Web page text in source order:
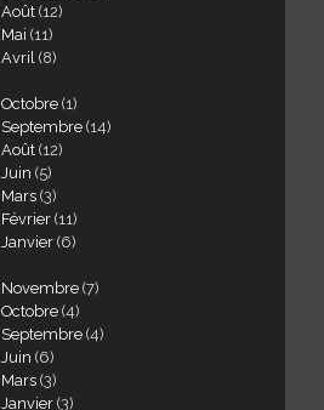
Août (12)
Mai (11)
Avril (8)
Octobre (1)
Septembre (14)
Août (12)
Juin (5)
Mars (3)
Février (11)
Janvier (6)
Novembre (7)
Octobre (4)
Septembre (4)
Juin (6)
Mars (3)
Janvier (3)